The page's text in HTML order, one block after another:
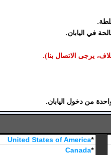
*
United States of America
*
Canada